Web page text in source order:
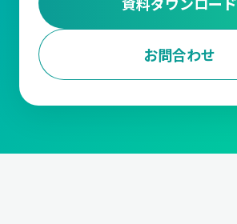
お問合わせ